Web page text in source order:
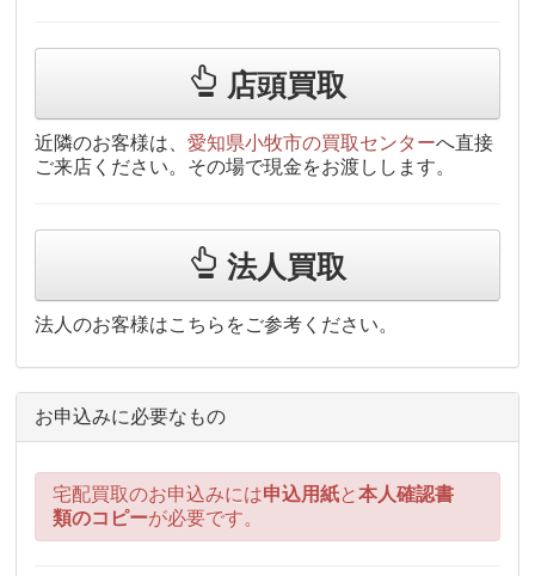
店頭買取
近隣のお客様は、愛知県小牧市の買取センターへ直接
ご来店ください。その場で現金をお渡しします。
法人買取
法人のお客様はこちらをご参考ください。
お申込みに必要なもの
宅配買取のお申込みには申込用紙と本人確認書
類のコピーが必要です。